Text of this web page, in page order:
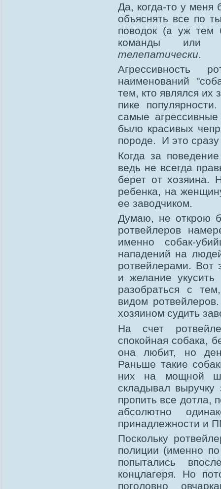
Да, когда-то у
объяснять все по
поводок (а уж тем
команды или
телепатически
Агрессивность
наименований
тем, кто являлся их
пике
самые
было красивых
породе. И это
Когда за
ведь не всегда
берет от хозяина.
ребенка, на
ее заводчиком.
Думаю, не открою
ротвейлеров
именно собак-
нападений на
ротвейлерами. Вот
и желание
разобраться с
видом
хозяином судить
На счет
спокойная собака,
она любит, но
Раньше такие
них на мощной
складывал
пропить все дотла,
абсолютно
принадлежности и
Поскольку
полиции (именно
попытались
концлагеря. Но
поголовно